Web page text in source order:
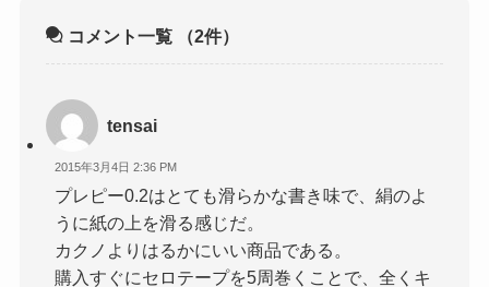
コメント一覧 （2件）
tensai
2015年3月4日 2:36 PM
プレピー0.2はとても滑らかな書き味で、絹のよ
うに紙の上を滑る感じだ。
カクノよりはるかにいい商品である。
購入すぐにセロテープを5周巻くことで、全くキ